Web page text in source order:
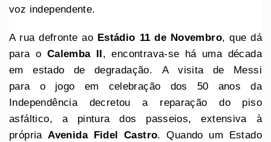
voz independente.
A rua defronte ao Estádio 11 de Novembro, que dá
para o Calemba II, encontrava-se há uma década
em estado de degradação. A visita de Messi
para o jogo em celebração dos 50 anos da
Independência decretou a reparação do piso
asfáltico, a pintura dos passeios, extensiva à
própriaAvenida Fidel Castro. Quando um Estado